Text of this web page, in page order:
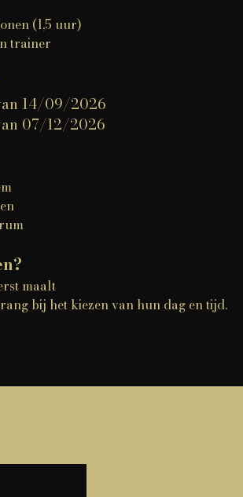
(1,5 uur)
trainer
14/09/2026
07/12/2026
maalt
bij het kiezen van hun dag en tijd.